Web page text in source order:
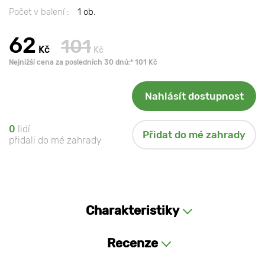
Počet v balení :
1 ob.
62 Kč 101 Kč
Nejnižší cena za posledních 30 dnů:* 101 Kč
Nahlásít dostupnost
0 lidí
přidali do mé zahrady
Přidat do mé zahrady
Charakteristiky
Recenze